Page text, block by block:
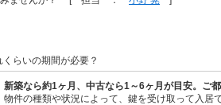
らいの期間が必要？
新築なら約1ヶ月、中古なら1～6ヶ月が目安。ご
物件の種類や状況によって、鍵を受け取って入居